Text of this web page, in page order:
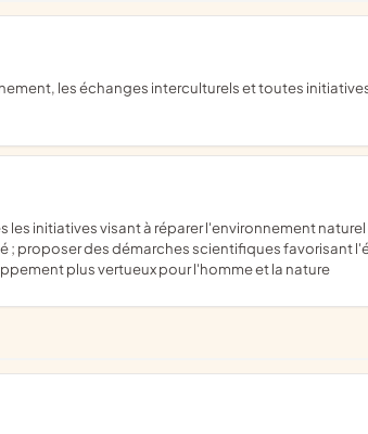
proposer des démarches scientifiques favorisant
plus vertueux pour l'homme et la nature